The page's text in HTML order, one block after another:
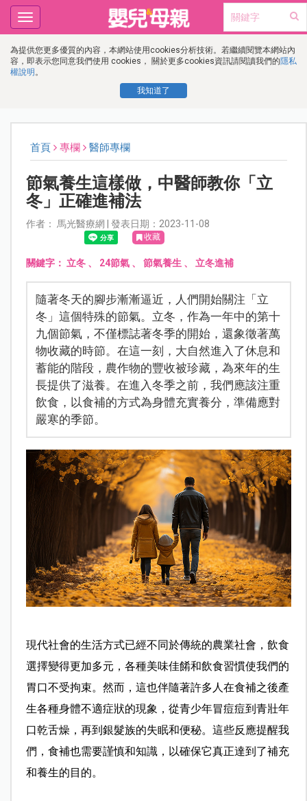
為提供您更多優質的內容，本網站使用cookies分析技術。若繼續閱覽本網站內
容，即表示您同意我們使用 cookies， 關於更多cookies資訊請閱讀我們的隱私
權說明 。
我知道了
Toggle
navigation
首頁 專欄 醫師專欄
節氣養生這樣做，中醫師教你「立
冬」正確進補法
作者： 馬光醫療網 | 發表日期：2023-11-08
收藏
關鍵字： 立冬、 24節氣、 節氣養生 、 立冬進補
隨著冬天的腳步漸漸逼近，人們開始關注「立
冬」這個特殊的節氣。立冬，作為一年中的第十
九個節氣，不僅標誌著冬季的開始，還象徵著萬
物收藏的時節。在這一刻，大自然進入了休息和
蓄能的階段，農作物的豐收被珍藏，為來年的生
長提供了滋養。在進入冬季之前，我們應該注重
飲食，以食補的方式為身體充實養分，準備應對
嚴寒的季節。
現代社會的生活方式已經不同於傳統的農業社會，飲食
選擇變得更加多元，各種美味佳餚和飲食習慣使我們的
胃口不受拘束。然而，這也伴隨著許多人在食補之後產
生各種身體不適症狀的現象，從青少年冒痘痘到青壯年
口乾舌燥，再到銀髮族的失眠和便秘。這些反應提醒我
們，食補也需要謹慎和知識，以確保它真正達到了補充
和養生的目的。